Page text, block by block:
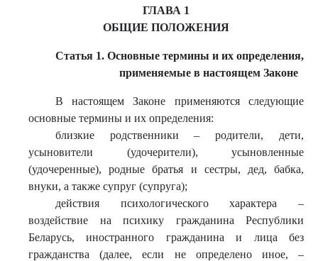
ГЛАВА 1
ОБЩИЕ ПОЛОЖЕНИЯ
Статья 1. Основные термины и их определения,
применяемые в настоящем Законе
В настоящем Законе применяются следующие
основные термины и их определения:
близкие родственники – родители, дети,
усыновители (удочерители), усыновленные
(удочеренные), родные братья и сестры, дед, бабка,
внуки, а также супруг (супруга);
действия психологического характера –
воздействие на психику гражданина Республики
Беларусь, иностранного гражданина и лица без
гражданства (далее, если не определено иное, –